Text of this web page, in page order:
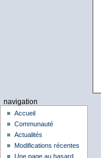
navigation
Accueil
Communauté
Actualités
Modifications récentes
Une page au hasard